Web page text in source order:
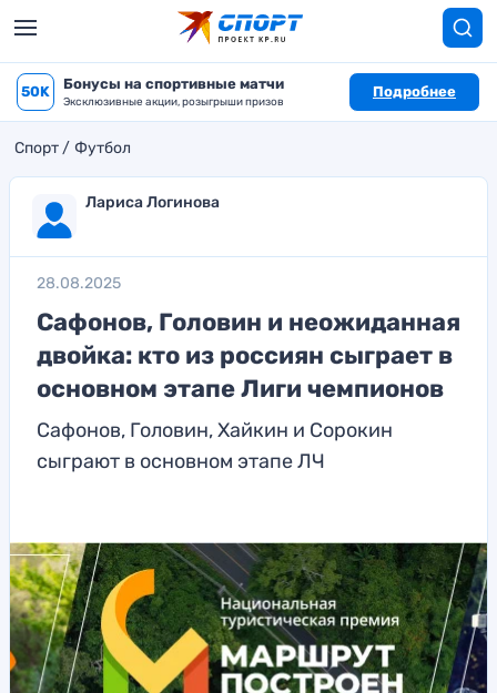
50K Бонусы на спортивные матчи
Эксклюзивные акции, розыгрыши призов
Подробнее
Спорт Футбол
Лариса Логинова
28.08.2025
Сафонов, Головин и неожиданная
двойка: кто из россиян сыграет в
основном этапе Лиги чемпионов
Сафонов, Головин, Хайкин и Сорокин
сыграют в основном этапе ЛЧ